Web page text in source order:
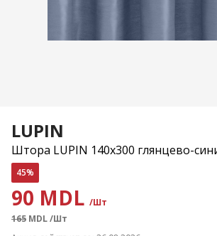
LUPIN
Штора LUPIN 140x300 глянцево-
45%
90 MDL /Шт
165 MDL/Шт